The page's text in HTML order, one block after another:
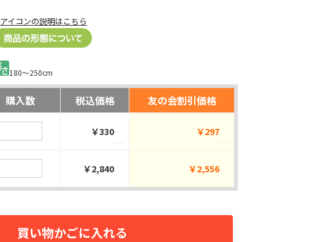
アイコンの説明はこちら
180～250cm
購入数 税込価格 友の会割引価格
￥330 ￥297
￥2,840 ￥2,556
買い物かごに入れる